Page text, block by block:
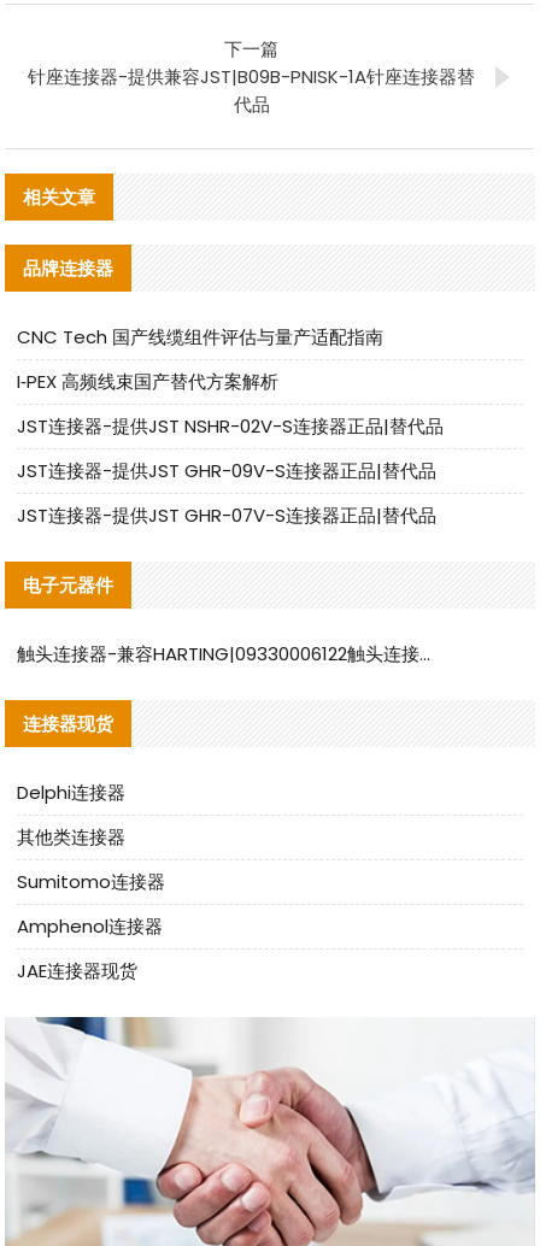
下一篇
针座连接器-提供兼容JST|B09B-PNISK-1A针座连接器替
代品
相关文章
品牌连接器
CNC Tech 国产线缆组件评估与量产适配指南
I‑PEX 高频线束国产替代方案解析
JST连接器-提供JST NSHR-02V-S连接器正品|替代品
JST连接器-提供JST GHR-09V-S连接器正品|替代品
JST连接器-提供JST GHR-07V-S连接器正品|替代品
电子元器件
触头连接器-兼容HARTING|09330006122触头连接器替代品说明
连接器现货
Delphi连接器
其他类连接器
Sumitomo连接器
Amphenol连接器
JAE连接器现货